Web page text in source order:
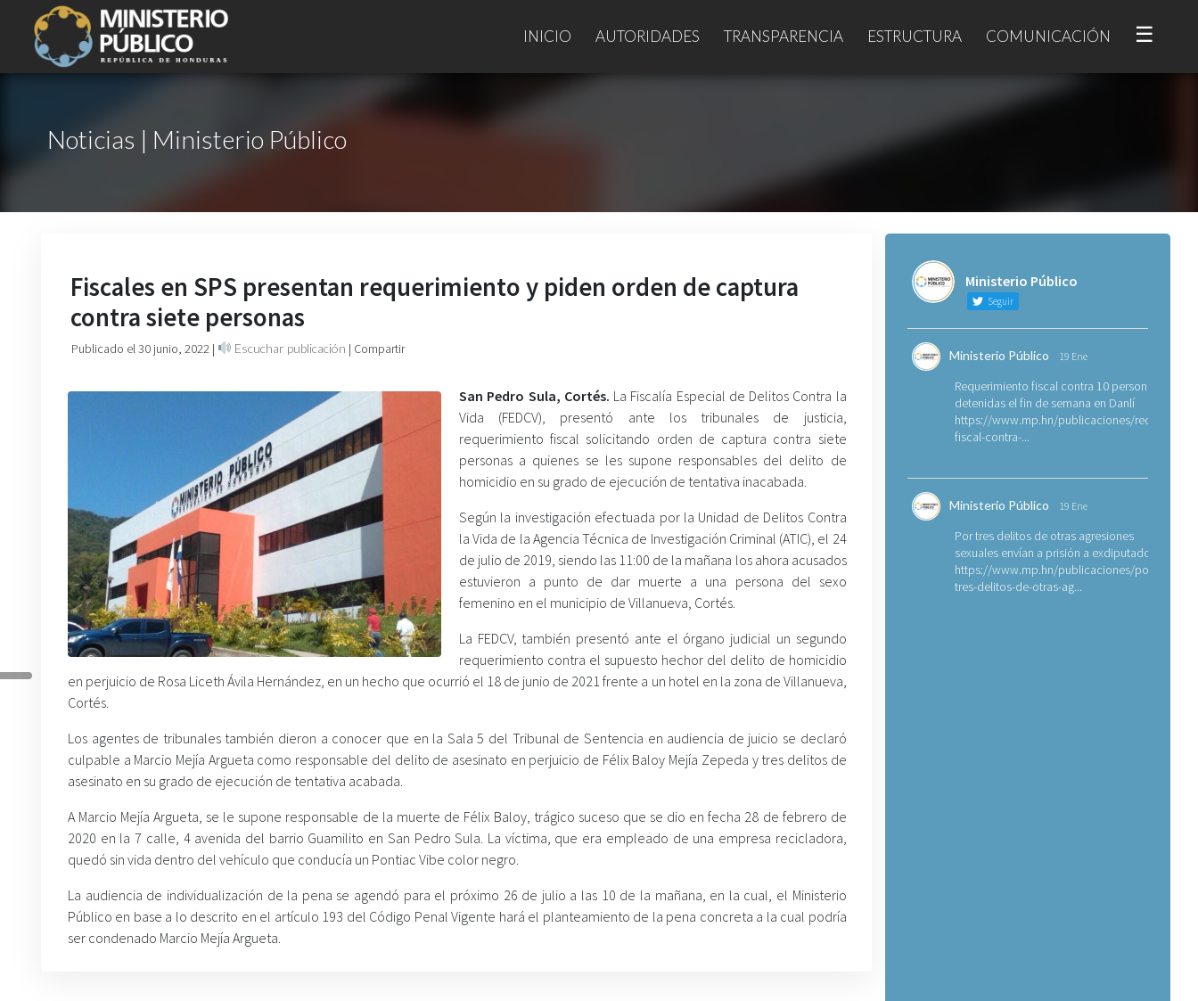
INICIO AUTORIDADES TRANSPARENCIA ESTRUCTURA COMUNICACIÓN ☰
Noticias | Ministerio Público
Fiscales en SPS presentan requerimiento y piden orden de captura
contra siete personas
Publicado el 30 junio, 2022 | Escuchar publicación | Compartir
San Pedro Sula, Cortés. La Fiscalía Especial de Delitos Contra la
Vida (FEDCV), presentó ante los tribunales de justicia,
requerimiento fiscal solicitando orden de captura contra siete
personas a quienes se les supone responsables del delito de
homicidio en su grado de ejecución de tentativa inacabada.
Según la investigación efectuada por la Unidad de Delitos Contra
la Vida de la Agencia Técnica de Investigación Criminal (ATIC), el 24
de julio de 2019, siendo las 11:00 de la mañana los ahora acusados
estuvieron a punto de dar muerte a una persona del sexo
femenino en el municipio de Villanueva, Cortés.
La FEDCV, también presentó ante el órgano judicial un segundo
requerimiento contra el supuesto hechor del delito de homicidio
en perjuicio de Rosa Liceth Ávila Hernández, en un hecho que ocurrió el 18 de junio de 2021 frente a un hotel en la zona de Villanueva,
Cortés.
Los agentes de tribunales también dieron a conocer que en la Sala 5 del Tribunal de Sentencia en audiencia de juicio se declaró
culpable a Marcio Mejía Argueta como responsable del delito de asesinato en perjuicio de Félix Baloy Mejía Zepeda y tres delitos de
asesinato en su grado de ejecución de tentativa acabada.
A Marcio Mejía Argueta, se le supone responsable de la muerte de Félix Baloy, trágico suceso que se dio en fecha 28 de febrero de
2020 en la 7 calle, 4 avenida del barrio Guamilito en San Pedro Sula. La víctima, que era empleado de una empresa recicladora,
quedó sin vida dentro del vehículo que conducía un Pontiac Vibe color negro.
La audiencia de individualización de la pena se agendó para el próximo 26 de julio a las 10 de la mañana, en la cual, el Ministerio
Público en base a lo descrito en el artículo 193 del Código Penal Vigente hará el planteamiento de la pena concreta a la cual podría
ser condenado Marcio Mejía Argueta.
Ministerio Público
Seguir
Ministerio Público 19 Ene
Requerimiento fiscal contra 10 personas
detenidas el fin de semana en Danlí
https://www.mp.hn/publicaciones/
fiscal-contra-...
Ministerio Público 19 Ene
Por tres delitos de otras agresiones
sexuales envían a prisión a exdiputado
https://www.mp.hn/publicaciones/por-
tres-delitos-de-otras-ag...